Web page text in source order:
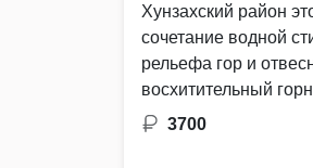
Хунзахский район
сочетание водной
рельефа гор и
восхитительный
луговая трава …
3700